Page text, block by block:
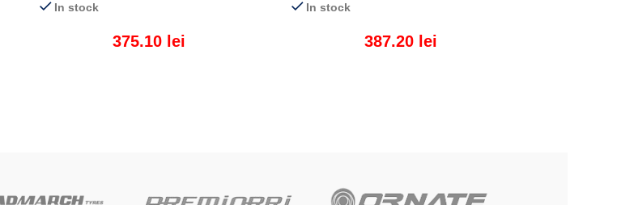
In stock
375.10 lei
In stock
387.20 lei